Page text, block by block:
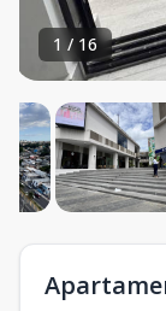
1 / 16